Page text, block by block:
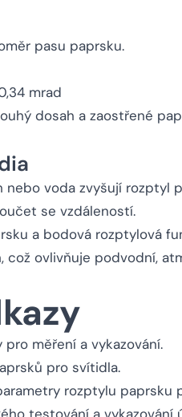
pasu paprsku.
mrad
dosah a zaostřené
nebo voda zvyšují rozptyl
se vzdáleností.
a bodová rozptylová
což ovlivňuje podvodní,
měření a vykazování.
pro svítidla.
rozptylu